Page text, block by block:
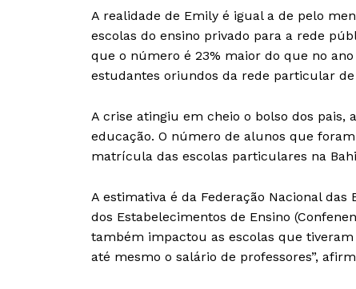
A realidade de Emily é igual a de pelo
escolas do ensino privado para a rede
que o número é 23% maior do que no
estudantes oriundos da rede particular de
A crise atingiu em cheio o bolso dos
educação. O número de alunos que
matrícula das escolas particulares na
A estimativa é da Federação Nacional
dos Estabelecimentos de Ensino
também impactou as escolas que
até mesmo o salário de professores”,